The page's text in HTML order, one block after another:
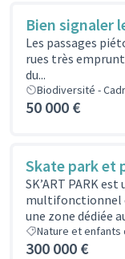
Bien signaler
Les passages
rues très
du...
Biodiversité -
50 000 €
Skate park et
SK’ART PARK
multifonctionnel
une zone dédiée
Nature et enfants
300 000 €